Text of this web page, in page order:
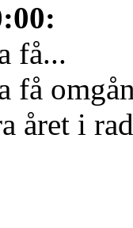
:
få...
få
året i